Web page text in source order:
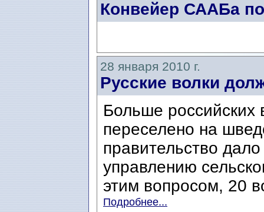
Конвейер СААБа
28 января 2010 г.
Русские волки
Больше российских
переселено на
правительство
управлению
этим вопросом, 20
Подробнее...